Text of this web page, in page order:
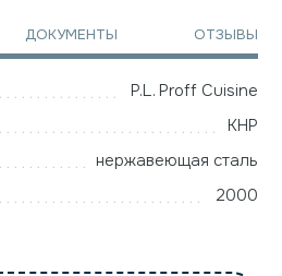
ДОКУМЕНТЫ ОТЗЫВЫ
P.L. Proff Cuisine
КНР
нержавеющая сталь
2000